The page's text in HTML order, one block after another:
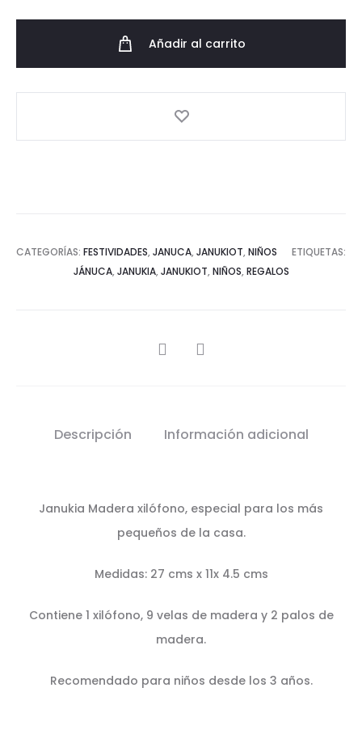
Añadir al carrito
CATEGORÍAS: FESTIVIDADES, JANUCA, JANUKIOT, NIÑOS
ETIQUETAS:
JÁNUCA, JANUKIA, JANUKIOT, NIÑOS, REGALOS
SHARE
Descripción Información adicional
Janukia Madera xilófono, especial para los más
pequeños de la casa.
Medidas: 27 cms x 11x 4.5 cms
Contiene 1 xilófono, 9 velas de madera y 2 palos de
madera.
Recomendado para niños desde los 3 años.